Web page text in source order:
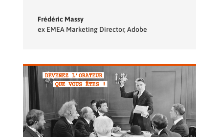
Frédéric Massy
ex EMEA Marketing Director, Adobe